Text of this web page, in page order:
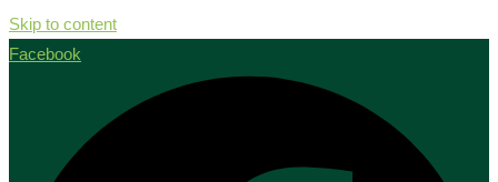
Skip to content
Facebook